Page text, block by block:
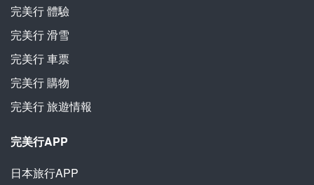
完美行體驗
完美行滑雪
完美行車票
完美行購物
完美行旅遊情報
完美行APP
日本旅行APP